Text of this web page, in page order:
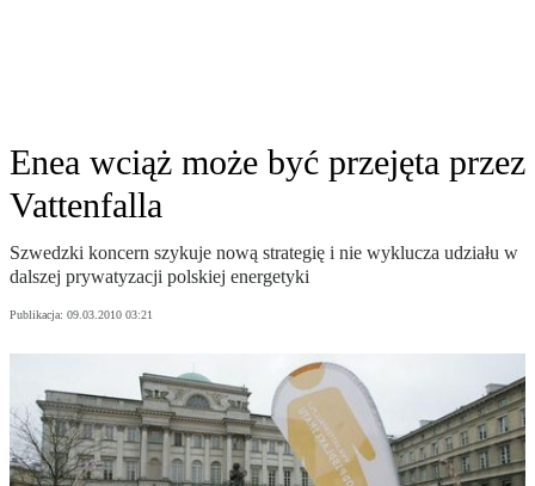
Enea wciąż może być przejęta przez
Vattenfalla
Szwedzki koncern szykuje nową strategię i nie wyklucza udziału w
dalszej prywatyzacji polskiej energetyki
Publikacja: 09.03.2010 03:21